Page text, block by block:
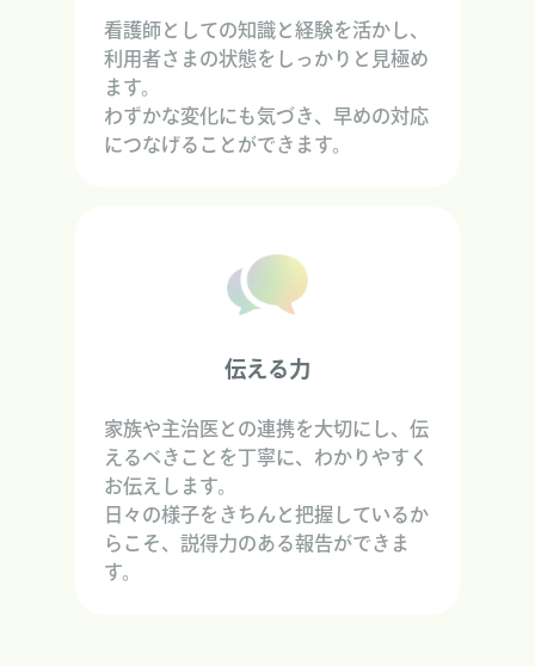
看護師としての知識と経験を活かし、
利用者さまの状態をしっかりと見極め
ます。
わずかな変化にも気づき、早めの対応
につなげることができます。
伝える力
家族や主治医との連携を大切にし、伝
えるべきことを丁寧に、わかりやすく
お伝えします。
日々の様子をきちんと把握しているか
らこそ、説得力のある報告ができま
す。